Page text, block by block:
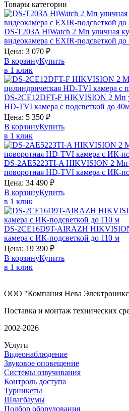
Товары категории
DS-T203A HiWatch 2 Мп уличная
видеокамера с EXIR-подсветкой
Цена: 3 070 ₽
В корзинуКупить
в 1 клик
DS-2CE12DFT-F HIKVISION 2 Мп
HD-TVI камера с подсветкой до
Цена: 5 350 ₽
В корзинуКупить
в 1 клик
DS-2AE5223TI-A HIKVISION 2 Мп
поворотная HD-TVI камера с ИК-
Цена: 34 490 ₽
В корзинуКупить
в 1 клик
DS-2CE16D9T-AIRAZH
камера с ИК-подсветкой до 110 м
Цена: 19 390 ₽
В корзинуКупить
в 1 клик
ООО "Компания Нева
Поставка и монтаж технических
2002-2026
Услуги
Видеонаблюдение
Звуковое оповещение
Системы озвучивания
Контроль доступа
Турникеты
Шлагбаумы
Подбор оборудования